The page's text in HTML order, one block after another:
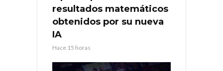
resultados matemáticos
obtenidos por su nueva
IA
Hace 15 horas